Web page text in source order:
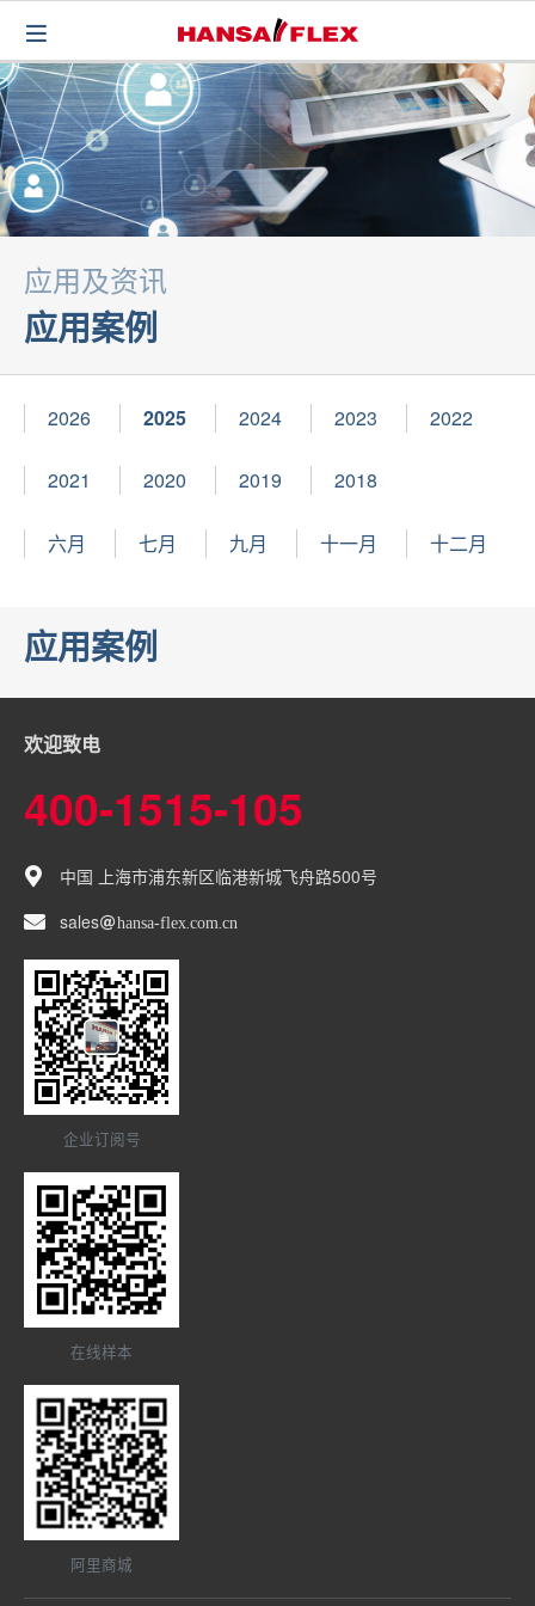
应用及资讯
应用案例
2026 2025 2024 2023 2022
2021 2020 2019 2018
六月 七月 九月 十一月 十二月
应用案例
欢迎致电
400-1515-105
中国 上海市浦东新区临港新城飞舟路500号
sales
hansa-flex com cn
企业订阅号
在线样本
阿里商城